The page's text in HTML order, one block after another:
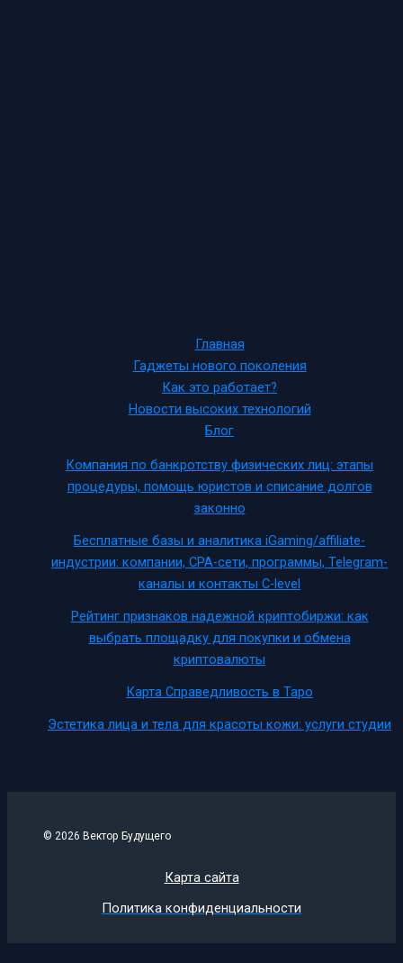
Главная
Гаджеты нового поколения
Как это работает?
Новости высоких технологий
Блог
Компания по банкротству физических лиц: этапы
процедуры, помощь юристов и списание долгов
законно
Бесплатные базы и аналитика iGaming/affiliate-
индустрии: компании, CPA-сети, программы, Telegram-
каналы и контакты C-level
Рейтинг признаков надежной криптобиржи: как
выбрать площадку для покупки и обмена
криптовалюты
Карта Справедливость в Таро
Эстетика лица и тела для красоты кожи: услуги студии
© 2026 Вектор Будущего
Карта сайта
Политика конфиденциальности